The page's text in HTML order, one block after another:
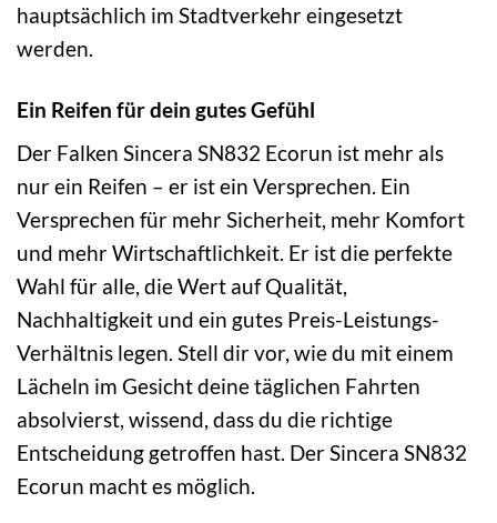
hauptsächlich im Stadtverkehr eingesetzt
werden.
Ein Reifen für dein gutes Gefühl
Der Falken Sincera SN832 Ecorun ist mehr als
nur ein Reifen – er ist ein Versprechen. Ein
Versprechen für mehr Sicherheit, mehr Komfort
und mehr Wirtschaftlichkeit. Er ist die perfekte
Wahl für alle, die Wert auf Qualität,
Nachhaltigkeit und ein gutes Preis-Leistungs-
Verhältnis legen. Stell dir vor, wie du mit einem
Lächeln im Gesicht deine täglichen Fahrten
absolvierst, wissend, dass du die richtige
Entscheidung getroffen hast. Der Sincera SN832
Ecorun macht es möglich.